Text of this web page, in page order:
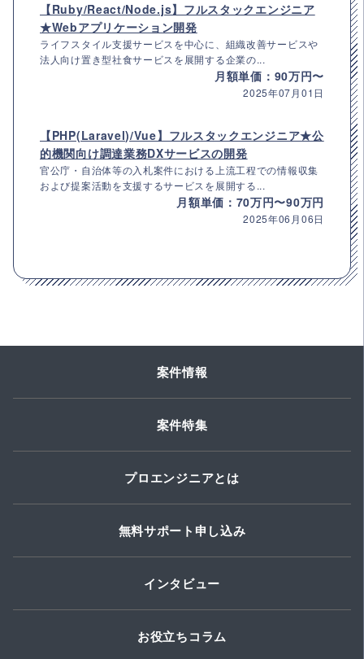
【Ruby/React/Node.js】フルスタックエンジニア
★Webアプリケーション開発
ライフスタイル支援サービスを中心に、組織改善サービスや
法人向け置き型社食サービスを展開する企業の...
月額単価：90万円〜
2025年07月01日
【PHP(Laravel)/Vue】フルスタックエンジニア★公
的機関向け調達業務DXサービスの開発
官公庁・自治体等の入札案件における上流工程での情報収集
および提案活動を支援するサービスを展開する...
月額単価：70万円〜90万円
2025年06月06日
案件情報
案件特集
プロエンジニアとは
無料サポート申し込み
インタビュー
お役立ちコラム